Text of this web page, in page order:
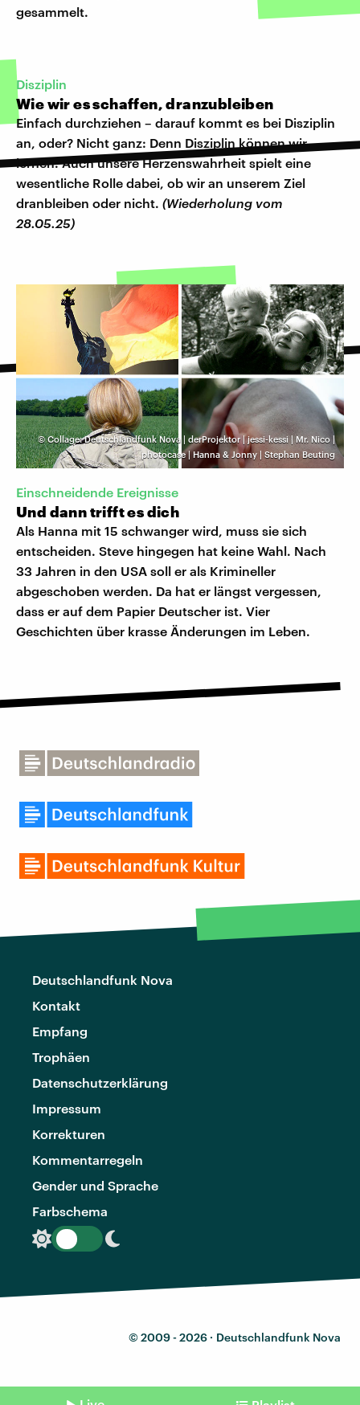
gesammelt.
Disziplin
Wie wir es schaffen, dranzubleiben
Einfach durchziehen – darauf kommt es bei Disziplin
an, oder? Nicht ganz: Denn Disziplin können wir
lernen. Auch unsere Herzenswahrheit spielt eine
wesentliche Rolle dabei, ob wir an unserem Ziel
dranbleiben oder nicht. (Wiederholung vom
28.05.25)
©Collage: Deutschlandfunk Nova | derProjektor | jessi-kessi | Mr. Nico |
photocase | Hanna & Jonny | Stephan Beuting
Einschneidende Ereignisse
Und dann trifft es dich
Als Hanna mit 15 schwanger wird, muss sie sich
entscheiden. Steve hingegen hat keine Wahl. Nach
33 Jahren in den USA soll er als Krimineller
abgeschoben werden. Da hat er längst vergessen,
dass er auf dem Papier Deutscher ist. Vier
Geschichten über krasse Änderungen im Leben.
Deutschlandfunk Nova
Kontakt
Empfang
Trophäen
Datenschutzerklärung
Impressum
Korrekturen
Kommentarregeln
Gender und Sprache
Farbschema
© 2009 - 2026 · Deutschlandfunk Nova